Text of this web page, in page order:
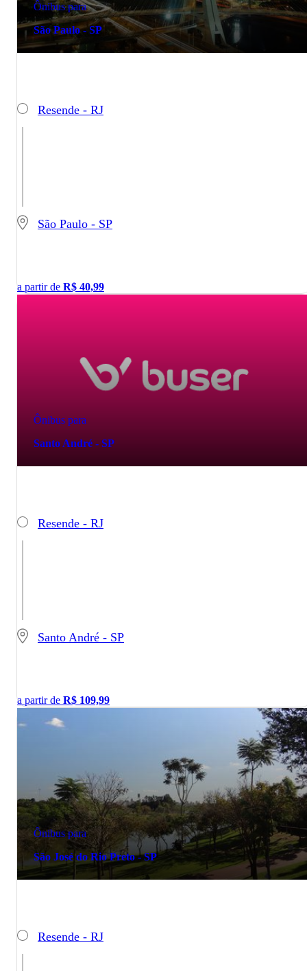
Ônibus para
São Paulo - SP
Resende - RJ
São Paulo - SP
a partir de R$ 40,99
Ônibus para
Santo André - SP
Resende - RJ
Santo André - SP
a partir de R$ 109,99
Ônibus para
São José do Rio Preto - SP
Resende - RJ